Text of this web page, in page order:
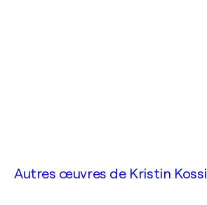
Autres œuvres de Kristin Kossi